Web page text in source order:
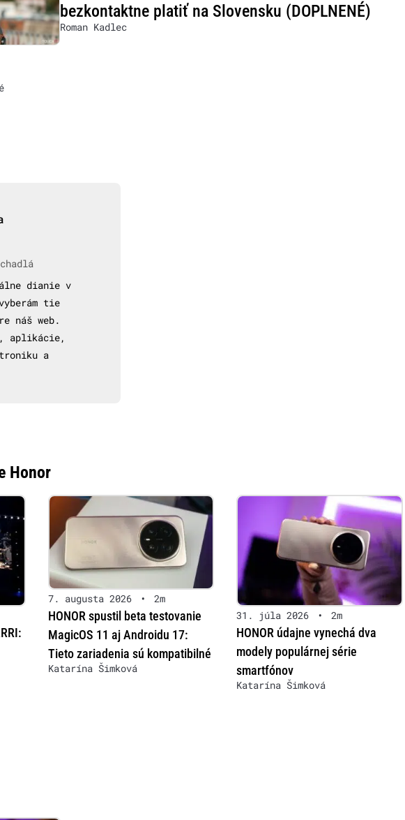
bezkontaktne platiť na Slovensku (DOPLNENÉ)
Roman Kadlec
dianie v
tie
náš web.
aplikácie,
a
Honor
7. augusta 2026 • 2m
HONOR spustil beta testovanie
MagicOS 11 aj Androidu 17:
Tieto zariadenia sú kompatibilné
Katarína Šimková
31. júla 2026 • 2m
HONOR údajne vynechá dva
modely populárnej série
smartfónov
Katarína Šimková